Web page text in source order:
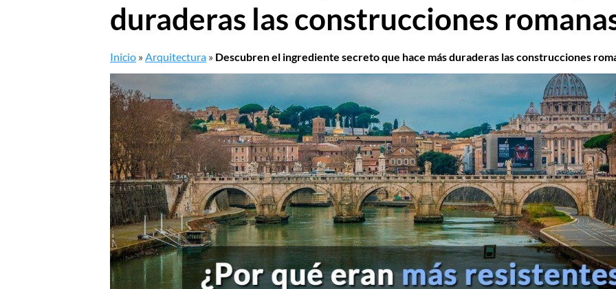
duraderas las construcciones
Inicio »Arquitectura » Descubren el ingrediente secreto que hace más duraderas las construcciones